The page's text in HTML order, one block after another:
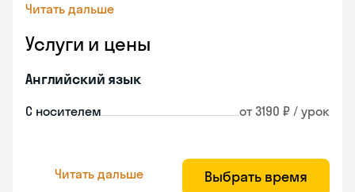
Читать дальше
Услуги и цены
Английский язык
С носителем от 3190 ₽ / урок
Читать дальше Выбрать время